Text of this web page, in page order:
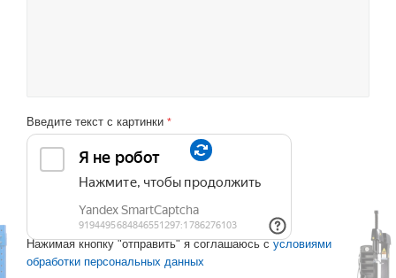
Введите текст с картинки *
Нажимая кнопку "отправить" я соглашаюсь с условиями
обработки персональных данных